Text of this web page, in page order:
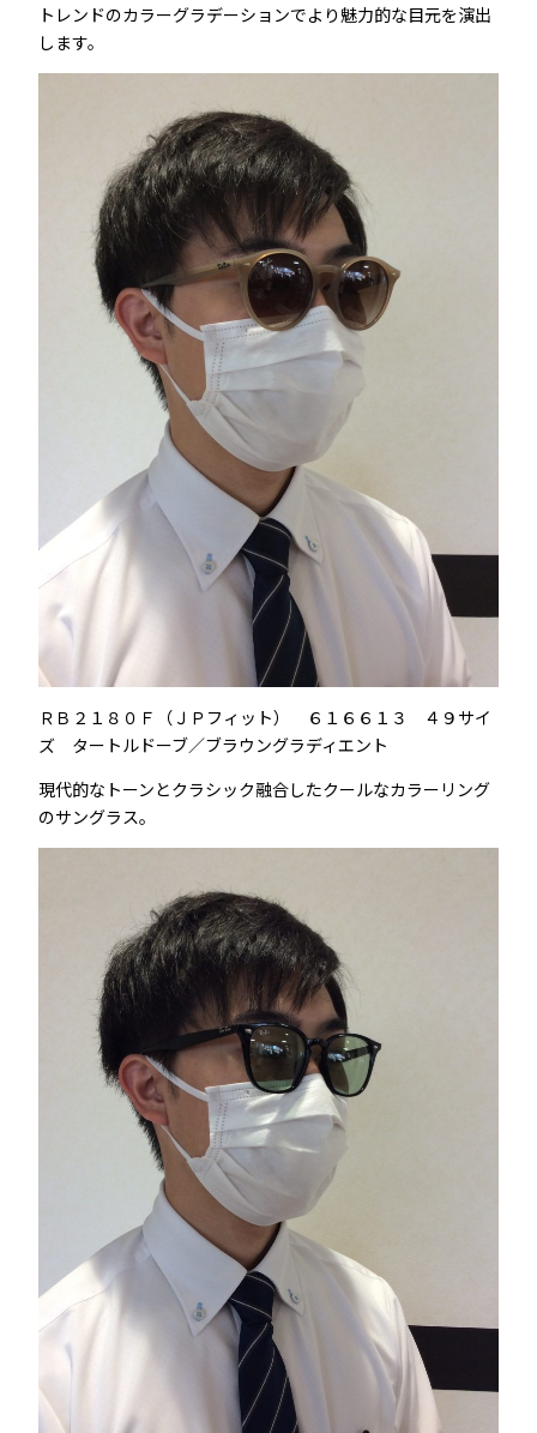
トレンドのカラーグラデーションでより魅力的な目元を演出
します。
ＲＢ２１８０Ｆ（ＪＰフィット） ６１６６１３ ４９サイ
ズ タートルドーブ／ブラウングラディエント
現代的なトーンとクラシック融合したクールなカラーリング
のサングラス。